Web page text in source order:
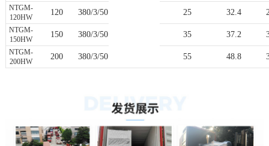
NTGM-
120HW
120 380/3/50 25 32.4
NTGM-
150HW
150 380/3/50 35 37.2
NTGM-
200HW
200 380/3/50 55 48.8